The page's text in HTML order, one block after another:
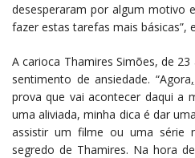
desesperaram por algum motivo
fazer estas tarefas mais básicas”,
A carioca Thamires Simões, de
sentimento de ansiedade. “Agora,
prova que vai acontecer daqui a
uma aliviada, minha dica é dar
assistir um filme ou uma série
segredo de Thamires. Na hora